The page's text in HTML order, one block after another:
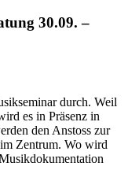
30.09. –
durch. Weil
es in Präsenz in
den Anstoss zur
Zentrum. Wo wird